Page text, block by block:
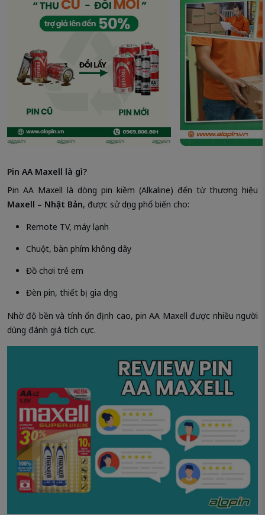
Pin AA Maxell là gì?
Pin AA Maxell là dòng pin kiềm (Alkaline) đến từ thương hiệu
Maxell – Nhật Bản, được sử dụng phổ biến cho:
Remote TV, máy lạnh
Chuột, bàn phím không dây
Đồ chơi trẻ em
Đèn pin, thiết bị gia dụng
Nhờ độ bền và tính ổn định cao, pin AA Maxell được nhiều người
dùng đánh giá tích cực.